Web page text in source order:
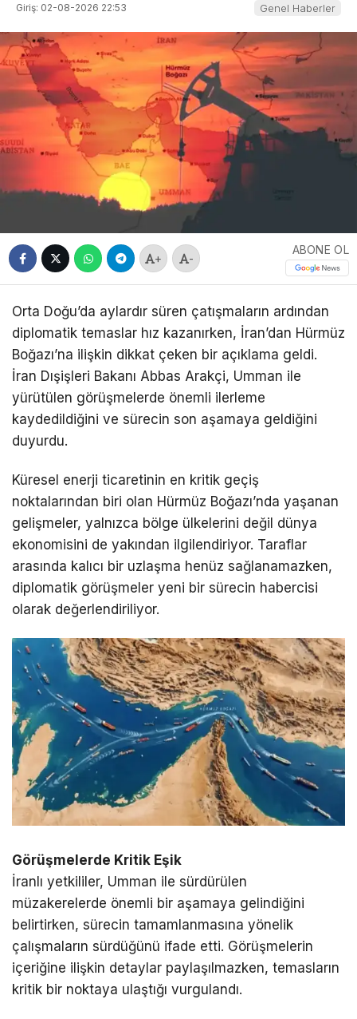
Giriş: 02-08-2026 22:53 Genel Haberler
+ -
ABONE OL
Orta Doğu’da aylardır süren çatışmaların ardından
diplomatik temaslar hız kazanırken, İran’dan Hürmüz
Boğazı’na ilişkin dikkat çeken bir açıklama geldi.
İran Dışişleri Bakanı Abbas Arakçi, Umman ile
yürütülen görüşmelerde önemli ilerleme
kaydedildiğini ve sürecin son aşamaya geldiğini
duyurdu.
Küresel enerji ticaretinin en kritik geçiş
noktalarından biri olan Hürmüz Boğazı’nda yaşanan
gelişmeler, yalnızca bölge ülkelerini değil dünya
ekonomisini de yakından ilgilendiriyor. Taraflar
arasında kalıcı bir uzlaşma henüz sağlanamazken,
diplomatik görüşmeler yeni bir sürecin habercisi
olarak değerlendiriliyor.
Görüşmelerde Kritik Eşik
İranlı yetkililer, Umman ile sürdürülen
müzakerelerde önemli bir aşamaya gelindiğini
belirtirken, sürecin tamamlanmasına yönelik
çalışmaların sürdüğünü ifade etti. Görüşmelerin
içeriğine ilişkin detaylar paylaşılmazken, temasların
kritik bir noktaya ulaştığı vurgulandı.